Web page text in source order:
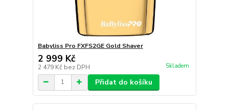
Babyliss Pro FXFS2GE Gold Shaver
2 999 Kč
2 479 Kč bez DPH Skladem
Přidat do košíku